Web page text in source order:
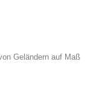
Geländern auf Maß